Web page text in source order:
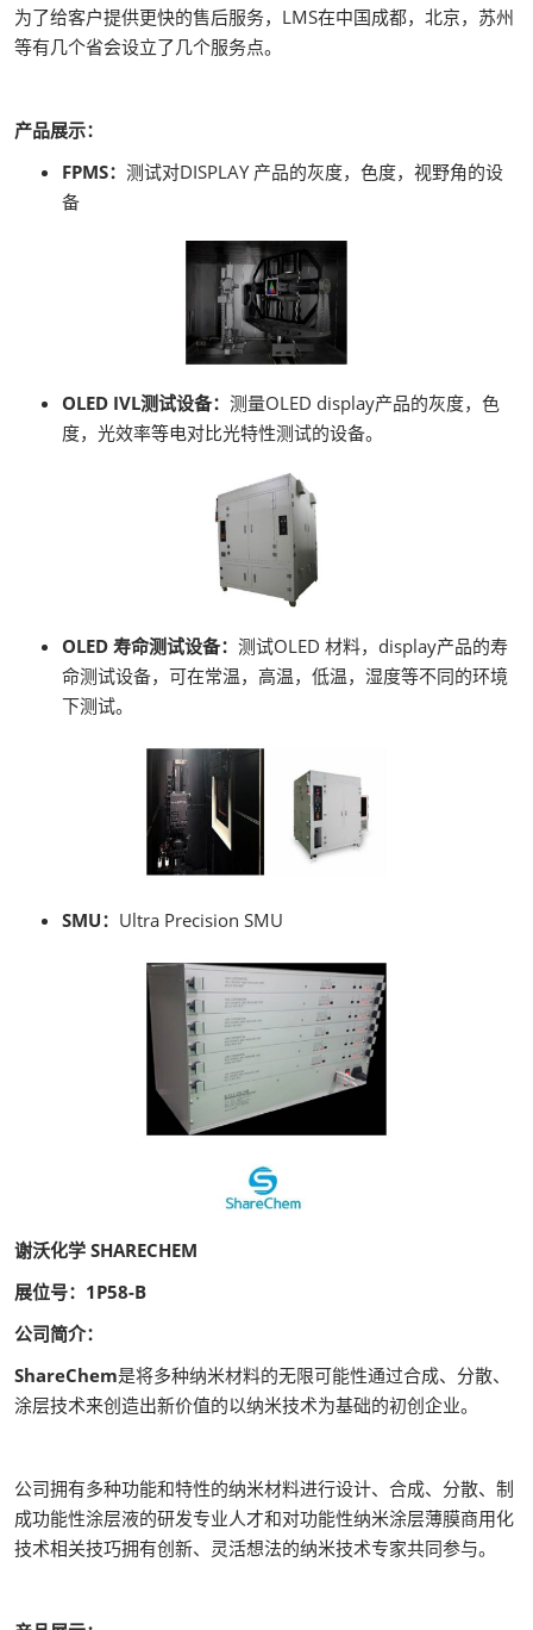
为了给客户提供更快的售后服务，LMS在中国成都，北京，苏州
等有几个省会设立了几个服务点。
产品展示：
FPMS： 测试对DISPLAY 产品的灰度，色度，视野角的设
备
OLED IVL测试设备： 测量OLED display产品的灰度，色
度，光效率等电对比光特性测试的设备。
OLED 寿命测试设备： 测试OLED 材料，display产品的寿
命测试设备，可在常温，高温，低温，湿度等不同的环境
下测试。
SMU： Ultra Precision SMU
谢沃化学 SHARECHEM
展位号：1P58-B
公司简介：
ShareChem是将多种纳米材料的无限可能性通过合成、分散、
涂层技术来创造出新价值的以纳米技术为基础的初创企业。
公司拥有多种功能和特性的纳米材料进行设计、合成、分散、制
成功能性涂层液的研发专业人才和对功能性纳米涂层薄膜商用化
技术相关技巧拥有创新、灵活想法的纳米技术专家共同参与。